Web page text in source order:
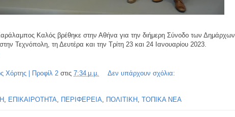
Καλός βρέθηκε στην Αθήνα για την διήμερη Σύνοδο των Δημάρχων
Τεχνόπολη, τη Δευτέρα και την Τρίτη 23 και 24 Ιανουαρίου 2023.
Χόρτης | Προφίλ 2 στις 7:34 μ.μ. Δεν υπάρχουν σχόλια:
, ΕΠΙΚΑΙΡΟΤΗΤΑ, ΠΕΡΙΦΕΡΕΙΑ, ΠΟΛΙΤΙΚΗ , ΤΟΠΙΚΑ ΝΕΑ